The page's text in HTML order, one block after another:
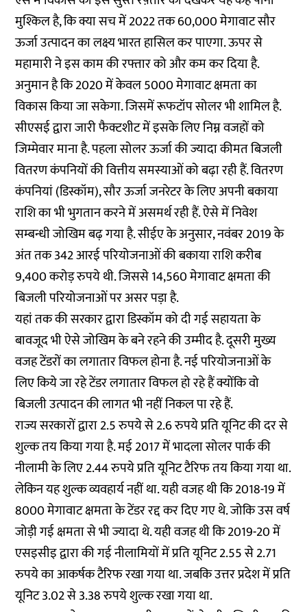
मुश्किल है, कि क्या सच में 2022 तक 60,000 मेगावाट सौर
ऊर्जा उत्पादन का लक्ष्य भारत हासिल कर पाएगा. ऊपर से
महामारी ने इस काम की रफ्तार को और कम कर दिया है.
अनुमान है कि 2020 में केवल 5000 मेगावाट क्षमता का
विकास किया जा सकेगा. जिसमें रूफटॉप सोलर भी शामिल है.
सीएसई द्वारा जारी फैक्टशीट में इसके लिए निम्न वजहों को
जिम्मेवार माना है. पहला सोलर ऊर्जा की ज्यादा कीमत बिजली
वितरण कंपनियों की वित्तीय समस्याओं को बढ़ा रही हैं. वितरण
कंपनियां (डिस्कॉम), सौर ऊर्जा जनरेटर के लिए अपनी बकाया
राशि का भी भुगतान करने में असमर्थ रही हैं. ऐसे में निवेश
सम्बन्धी जोखिम बढ़ गया है. सीईए के अनुसार, नवंबर 2019 के
अंत तक 342 आरई परियोजनाओं की बकाया राशि करीब
9,400 करोड़ रुपये थी. जिससे 14,560 मेगावाट क्षमता की
बिजली परियोजनाओं पर असर पड़ा है.
यहां तक की सरकार द्वारा डिस्कॉम को दी गई सहायता के
बावजूद भी ऐसे जोखिम के बने रहने की उम्मीद है. दूसरी मुख्य
वजह टेंडरों का लगातार विफल होना है. नई परियोजनाओं के
लिए किये जा रहे टेंडर लगातार विफल हो रहे हैं क्योंकि वो
बिजली उत्पादन की लागत भी नहीं निकल पा रहे हैं.
राज्य सरकारों द्वारा 2.5 रुपये से 2.6 रुपये प्रति यूनिट की दर से
शुल्क तय किया गया है. मई 2017 में भादला सोलर पार्क की
नीलामी के लिए 2.44 रुपये प्रति यूनिट टैरिफ तय किया गया था.
लेकिन यह शुल्क व्यवहार्य नहीं था. यही वजह थी कि 2018-19 में
8000 मेगावाट क्षमता के टेंडर रद्द कर दिए गए थे. जोकि उस वर्ष
जोड़ी गई क्षमता से भी ज्यादा थे. यही वजह थी कि 2019-20 में
एसइसीइ द्वारा की गई नीलामियों में प्रति यूनिट 2.55 से 2.71
रुपये का आकर्षक टैरिफ रखा गया था. जबकि उत्तर प्रदेश में प्रति
यूनिट 3.02 से 3.38 रुपये शुल्क रखा गया था.